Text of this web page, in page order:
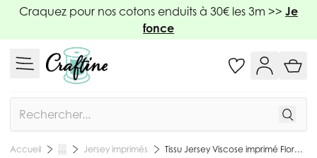
Allez au contenu
Craquez pour nos cotons enduits à 30€ les 3m >> Je
fonce
Accueil … Jersey imprimés Tissu Jersey Viscose imprimé Flores sur fond Brique - Par 10 cm